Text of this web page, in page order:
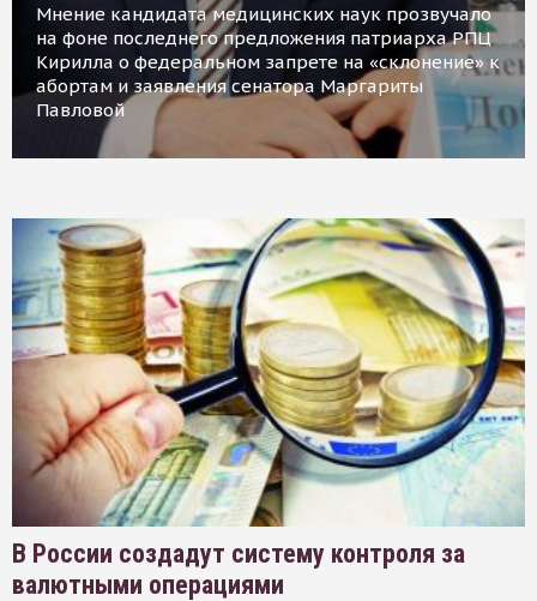
Мнение кандидата медицинских наук прозвучало
на фоне последнего предложения патриарха РПЦ
Кирилла о федеральном запрете на «склонение» к
абортам и заявления сенатора Маргариты
Павловой
В России создадут систему контроля за
валютными операциями